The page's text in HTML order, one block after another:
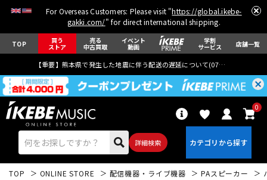
For Overseas Customers: Please visit "https://global.ikebe-
gakki.com/" for direct international shipping.
TOP 買う
ストア
売る
中古買取
イベント
動画
学割
サービス 店舗一覧
【重要】熊本県で発生した地震に伴う配送の遅延について(07月29日
詳細検索
0
TOP ONLINE STORE 配信機器・ライブ機器 PAスピーカー